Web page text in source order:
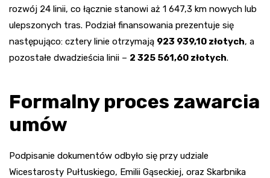
rozwój 24 linii, co łącznie stanowi aż 1 647,3 km nowych lub
ulepszonych tras. Podział finansowania prezentuje się
następująco: cztery linie otrzymają 923 939,10 złotych, a
pozostałe dwadzieścia linii – 2 325 561,60 złotych.
Formalny proces zawarcia
umów
Podpisanie dokumentów odbyło się przy udziale
Wicestarosty Pułtuskiego, Emilii Gąseckiej, oraz Skarbnika